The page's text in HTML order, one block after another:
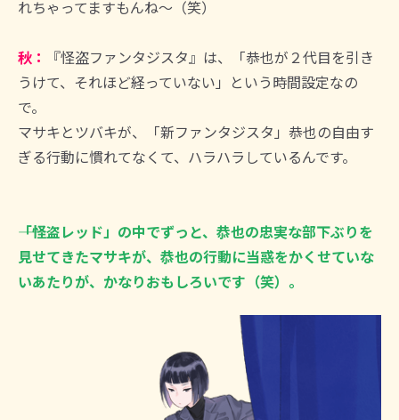
れちゃってますもんね～（笑）
秋：
『怪盗ファンタジスタ』は、「恭也が２代目を引き
うけて、それほど経っていない」という時間設定なの
で。
マサキとツバキが、「新ファンタジスタ」恭也の自由す
ぎる行動に慣れてなくて、ハラハラしているんです。
――「怪盗レッド」の中でずっと、恭也の忠実な部下ぶりを
見せてきたマサキが、恭也の行動に当惑をかくせていな
いあたりが、かなりおもしろいです（笑）。